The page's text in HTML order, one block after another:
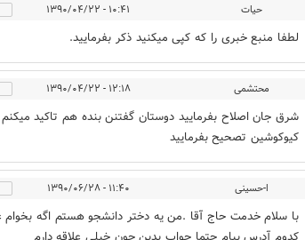
حیات ۱۰:۴۱ - ۱۳۹۰/۰۴/۲۲
لطفا منبع خبری را که کپی میکنید ذکر بفرمایید.
محتشمی ۱۲:۱۸ - ۱۳۹۰/۰۴/۲۲
شرق جان اصلاح بفرمایید دوستان گفتنن بنده هم تاکید
کیوکوشین تصحیح بفرمایید
ا-حسینی ۱۱:۴۰ - ۱۳۹۰/۰۶/۲۸
با سلام خدمت حاج آقا .من یه دختر دانشجو هستم اگه